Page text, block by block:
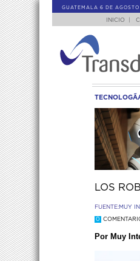
GUATEMALA 6 DE
INICIO
LOS
FUENTE:MUY
0
Por Muy